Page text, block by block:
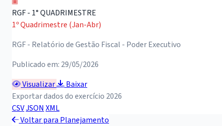
RGF - 1° QUADRIMESTRE
1º Quadrimestre (Jan-Abr)
RGF - Relatório de Gestão Fiscal - Poder Executivo
Publicado em: 29/05/2026
Visualizar
Baixar
Exportar dados do exercício 2026
CSVJSON XML
Voltar para Planejamento